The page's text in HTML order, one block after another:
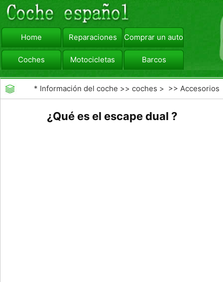
Home Reparaciones Comprar un automóvil
Coches Motocicletas Barcos
viajar Camiones
* Información del coche >>coches > >>Accesorios
¿Qué es el escape dual ?